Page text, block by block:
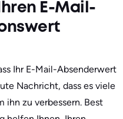
E-Mail-
Ihr E-Mail-Absenderwert
Nachricht, dass es viele
ihn zu verbessern. Best